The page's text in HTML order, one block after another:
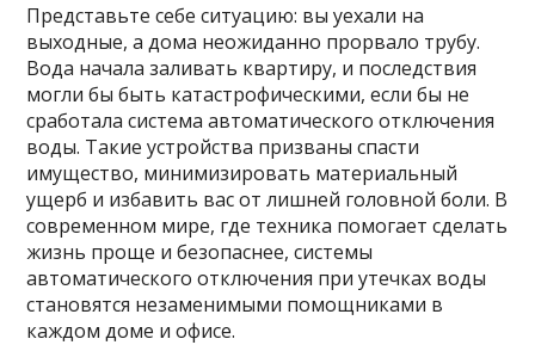
Представьте себе ситуацию: вы уехали на
выходные, а дома неожиданно прорвало трубу.
Вода начала заливать квартиру, и последствия
могли бы быть катастрофическими, если бы не
сработала система автоматического отключения
воды. Такие устройства призваны спасти
имущество, минимизировать материальный
ущерб и избавить вас от лишней головной боли. В
современном мире, где техника помогает сделать
жизнь проще и безопаснее, системы
автоматического отключения при утечках воды
становятся незаменимыми помощниками в
каждом доме и офисе.